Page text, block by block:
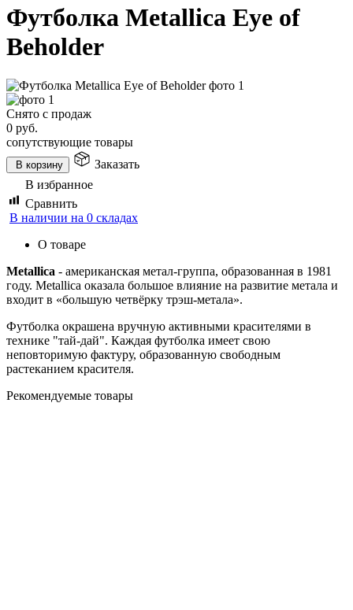
Футболка Metallica Eye of
Beholder
Снято с продаж
0 руб.
сопутствующие товары
В корзину
Заказать
В избранное
Сравнить
В наличии на 0 складах
О товаре
Metallica - американская метал-группа, образованная в 1981
году. Metallica оказала большое влияние на развитие метала и
входит в «большую четвёрку трэш-метала».
Футболка окрашена вручную активными красителями в
технике "тай-дай". Каждая футболка имеет свою
неповторимую фактуру, образованную свободным
растеканием красителя.
Рекомендуемые товары